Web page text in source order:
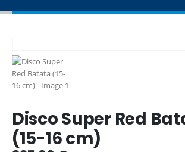
Disco Super Red
(15-16 cm)